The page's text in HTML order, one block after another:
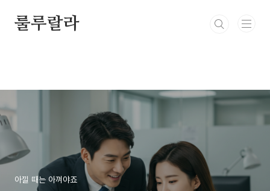
룰루랄라
아낄 때는 아껴야죠